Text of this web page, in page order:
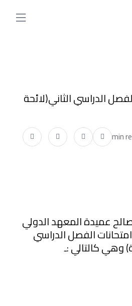
الدراسي الثاني(لائحة
عميدة المعهد الدولي
الفصل الدراسي
وهي كالتالي :ـ